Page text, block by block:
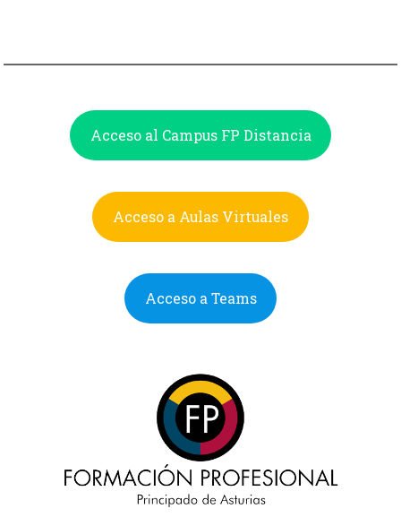
Acceso al Campus FP Distancia
Acceso a Aulas Virtuales
Acceso a Teams